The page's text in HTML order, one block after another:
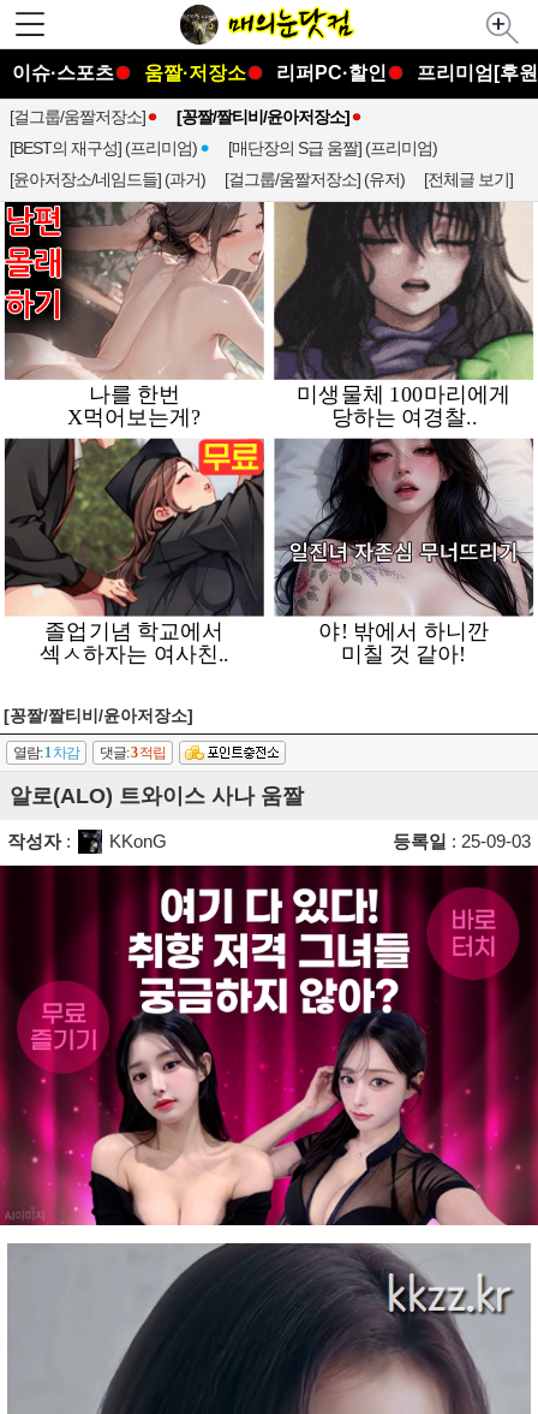
이슈·스포츠 움짤·저장소 리퍼PC·할인 프리미엄[후
[걸그룹/움짤저장소]
[꽁짤/짤티비/윤아저장소]
[BEST의 재구성] (프리미엄)
[매단장의 S급 움짤] (프리미엄)
[윤아저장소/네임드들] (과거)
[걸그룹/움짤저장소] (유저) [전체글 보기]
[꽁짤/짤티비/윤아저장소]
열람:1차감 댓글:3적립
알로(ALO) 트와이스 사나 움짤
작성자: KKonG 등록일 : 25-09-03